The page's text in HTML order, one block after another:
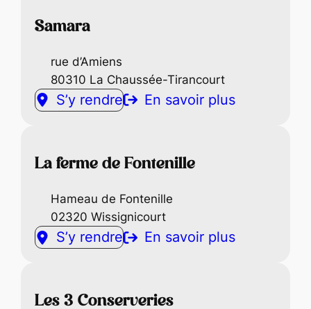
Samara
rue d’Amiens
80310 La Chaussée-Tirancourt
S’y rendre En savoir plus
La ferme de Fontenille
Hameau de Fontenille
02320 Wissignicourt
S’y rendre En savoir plus
Les 3 Conserveries